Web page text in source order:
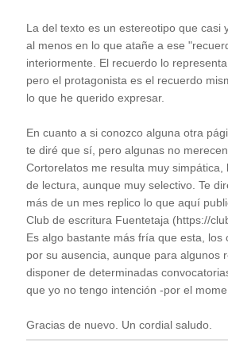
La del texto es un estereotipo que casi
al menos en lo que atañe a ese
interiormente. El recuerdo lo
pero el protagonista es el recuerdo
lo que he querido expresar.
En cuanto a si conozco alguna otra
te diré que sí, pero algunas no
Cortorelatos me resulta muy simpática,
de lectura, aunque muy selectivo. Te
más de un mes replico lo que aquí
Club de escritura Fuentetaja (https://
Es algo bastante más fría que esta, los
por su ausencia, aunque para algunos
disponer de determinadas
que yo no tengo intención -por el
Gracias de nuevo. Un cordial saludo.